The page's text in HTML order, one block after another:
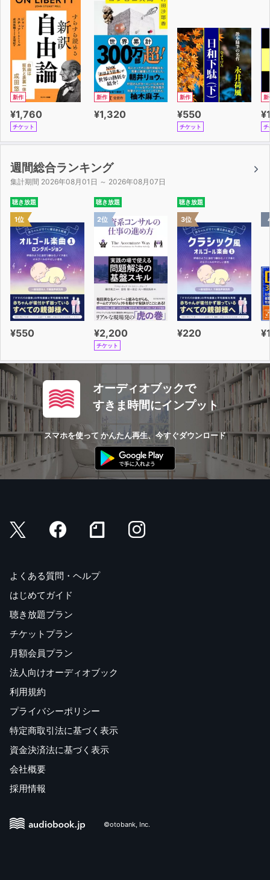
新作
¥1,760
チケット
新作
¥1,320
新作
¥550
チケット
新
チ
週間総合ランキング
集計期間 2026年08月01日 ～ 2026年08月07日
聴き放題
1位
¥550
聴き放題
2位
¥2,200
チケット
聴き放題
3位
¥220
オーディオブックで
すきま時間にインプット
スマホを使って かんたん再生、今すぐダウンロード
よくある質問・ヘルプ
はじめてガイド
聴き放題プラン
チケットプラン
月額会員プラン
法人向けオーディオブック
利用規約
プライバシーポリシー
特定商取引法に基づく表示
資金決済法に基づく表示
会社概要
採用情報
©otobank, Inc.